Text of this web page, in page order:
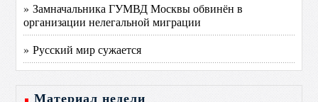
» Замначальника ГУМВД Москвы обвинён в
организации нелегальной миграции
» Русский мир сужается
Материал недели